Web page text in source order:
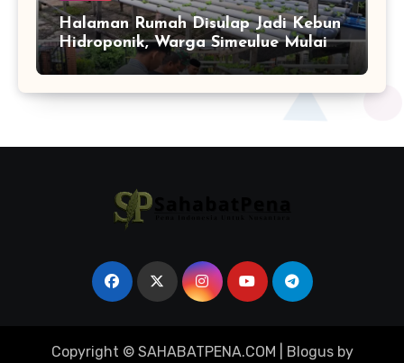
Halaman Rumah Disulap Jadi Kebun
Hidroponik, Warga Simeulue Mulai
Panen Peluang
Copyright © SAHABATPENA.COM Blogusby